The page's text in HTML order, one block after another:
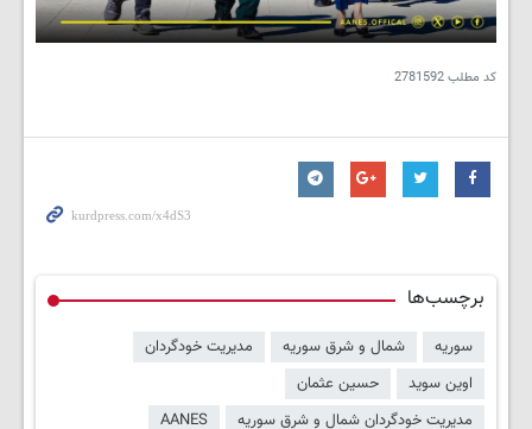
کد مطلب2781592
برچسب‌ها
سوریه شمال و شرق سوریه
مدیریت خودگردان
اوین سوید
حسین عثمان
مدیریت خودگردان شمال و شرق سوریه
AANES